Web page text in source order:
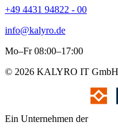
+49 4431 94822 - 00
info@kalyro.de
Mo–Fr 08:00–17:00
© 2026 KALYRO IT
Ein Unternehmen der